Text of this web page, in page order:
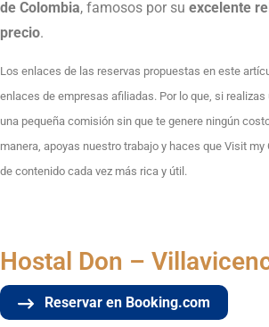
de Colombia, famosos por su excelente
precio.
Los enlaces de las reservas propuestas en este
enlaces de empresas afiliadas. Por lo que, si realizas
una pequeña comisión sin que te genere ningún
manera, apoyas nuestro trabajo y haces que Visit
de contenido cada vez más rica y útil.
Hostal Don –
Reservar en Booking.com